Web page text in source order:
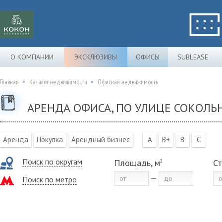
О КОМПАНИИ ЭКСКЛЮЗИВЫ ОФИСЫ SUBLEASE
Главная Каталог недвижимости Офисная недвижимость
АРЕНДА ОФИСА, ПО УЛИЦЕ
Аренда Покупка Арендный бизнес A B+ B C
Поиск по округам
Поиск по метро
Площадь, м2